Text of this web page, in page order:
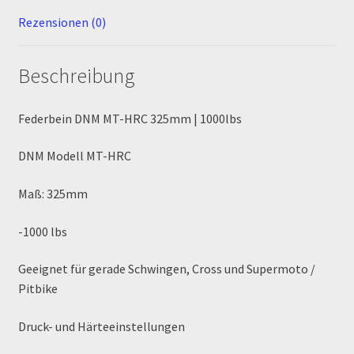
MALCOR PITCROSS / DIRTBIKE
Mein Konto
Member Directory
MERCHANDISE
My Account
My Account
My Profile
Newsletter
Rezensionen (0)
Beschreibung
Federbein DNM MT-HRC 325mm | 1000lbs
DNM Modell MT-HRC
Maß: 325mm
-1000 lbs
Geeignet für gerade Schwingen, Cross und Supermoto /
Pitbike
Druck- und Härteeinstellungen